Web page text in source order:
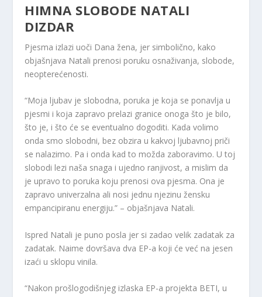
HIMNA SLOBODE NATALI
DIZDAR
Pjesma izlazi uoči Dana žena, jer simbolično, kako
objašnjava Natali prenosi poruku osnaživanja, slobode,
neopterećenosti.
“Moja ljubav je slobodna, poruka je koja se ponavlja u
pjesmi i koja zapravo prelazi granice onoga što je bilo,
što je, i što će se eventualno dogoditi. Kada volimo
onda smo slobodni, bez obzira u kakvoj ljubavnoj priči
se nalazimo. Pa i onda kad to možda zaboravimo. U toj
slobodi lezi naša snaga i ujedno ranjivost, a mislim da
je upravo to poruka koju prenosi ova pjesma. Ona je
zapravo univerzalna ali nosi jednu njezinu žensku
empancipiranu energiju.” – objašnjava Natali.
Ispred Natali je puno posla jer si zadao velik zadatak za
zadatak. Naime dovršava dva EP-a koji će već na jesen
izaći u sklopu vinila.
“Nakon prošlogodišnjeg izlaska EP-a projekta BETI, u